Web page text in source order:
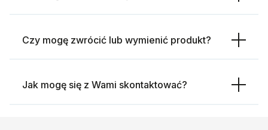
Czy mogę zwrócić lub wymienić produkt?
Jak mogę się z Wami skontaktować?